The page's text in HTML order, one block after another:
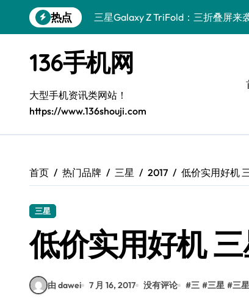
到
热点
三星Galaxy Z TriFold：三折叠屏来
三星Galaxy S26来袭！创新黑科技
三星Galaxy Z Fold7抢先测评！手
小米17 Pro来袭！实用功能大揭秘，
S25 Ultra颜值封神！定制主题潮爆
S26+颜值暴击！机皇美学全解密
vivo S50新功能大揭秘，优惠来袭
136手机网
大型手机资讯类网站！
https://www.136shouji.com
首页 热门品牌 三星 2017 低价实用好机
三星
低价实用好机
由 dawei 7 月 16, 2017 没有评论 #三 #三星 #三